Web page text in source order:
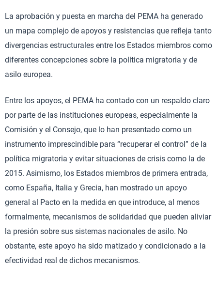
La aprobación y puesta en marcha del PEMA ha generado
un mapa complejo de apoyos y resistencias que refleja tanto
divergencias estructurales entre los Estados miembros como
diferentes concepciones sobre la política migratoria y de
asilo europea.
Entre los apoyos, el PEMA ha contado con un respaldo claro
por parte de las instituciones europeas, especialmente la
Comisión y el Consejo, que lo han presentado como un
instrumento imprescindible para “recuperar el control” de la
política migratoria y evitar situaciones de crisis como la de
2015. Asimismo, los Estados miembros de primera entrada,
como España, Italia y Grecia, han mostrado un apoyo
general al Pacto en la medida en que introduce, al menos
formalmente, mecanismos de solidaridad que pueden aliviar
la presión sobre sus sistemas nacionales de asilo. No
obstante, este apoyo ha sido matizado y condicionado a la
efectividad real de dichos mecanismos.